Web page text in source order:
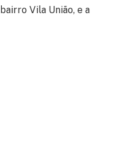
Vila União, e a